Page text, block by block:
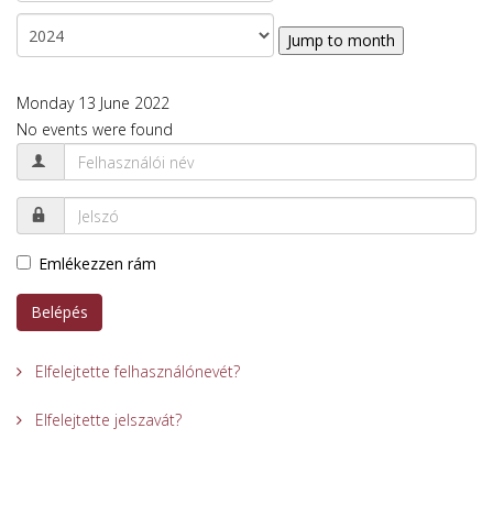
Jump to month
Monday 13 June 2022
No events were found
Emlékezzen rám
Belépés
Elfelejtette felhasználónevét?
Elfelejtette jelszavát?